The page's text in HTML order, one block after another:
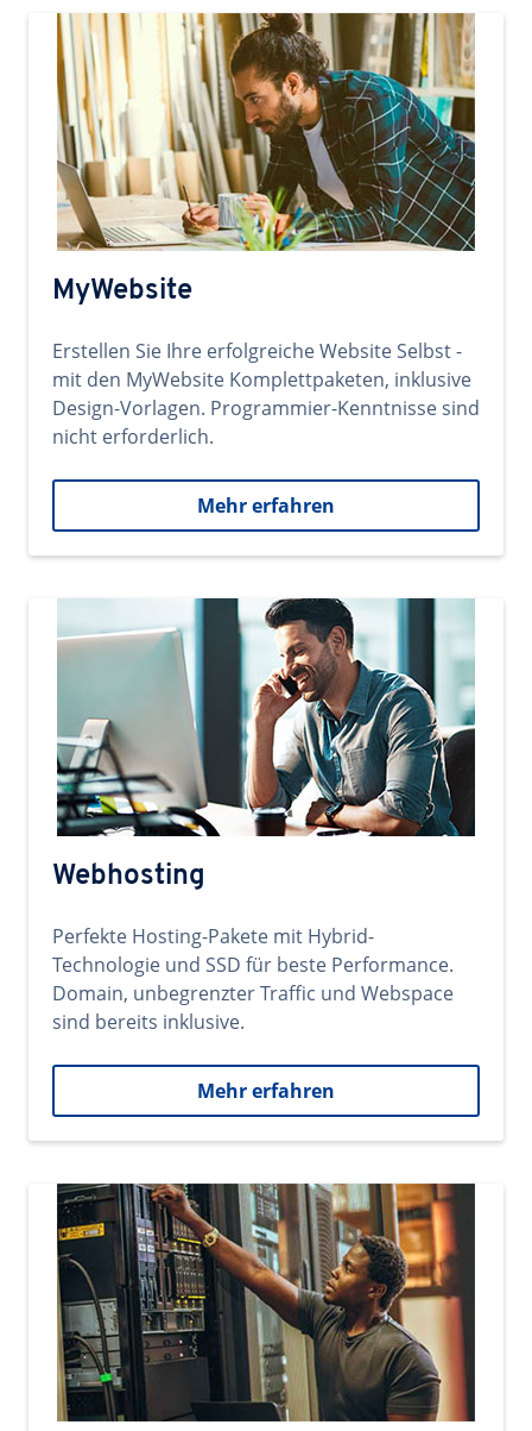
MyWebsite
Erstellen Sie Ihre erfolgreiche Website Selbst -
mit den MyWebsite Komplettpaketen, inklusive
Design-Vorlagen. Programmier-Kenntnisse sind
nicht erforderlich.
Mehr erfahren
Webhosting
Perfekte Hosting-Pakete mit Hybrid-
Technologie und SSD für beste Performance.
Domain, unbegrenzter Traffic und Webspace
sind bereits inklusive.
Mehr erfahren